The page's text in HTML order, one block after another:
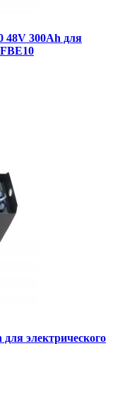
48V 300Ah для
электрического